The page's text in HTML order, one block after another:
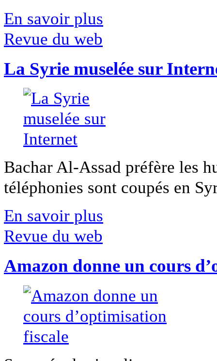
En savoir plus
Revue du web
La Syrie muselée sur
Bachar Al-Assad préfère les
téléphonies sont coupés en
En savoir plus
Revue du web
Amazon donne un cours